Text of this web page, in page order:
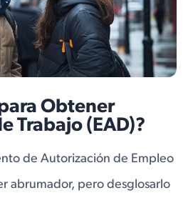
Obtener
Trabajo (EAD)?
de Autorización de Empleo
abrumador, pero desglosarlo